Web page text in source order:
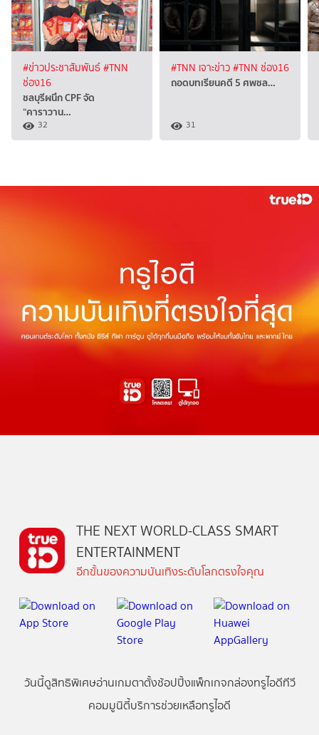
#ข่าวประชาสัมพันธ์#TNN
ช่อง16
ชลบุรีผนึก CPF จัด
“คาราวาน…
32
#TNN เจาะข่าว#TNN ช่อง16
ถอดบทเรียนคดี 5 ศพชล…
31
THE NEXT WORLD-CLASS SMART
ENTERTAINMENT
อีกขั้นของความบันเทิงระดับโลกตรงใจคุณ
วันนี้ดูสิทธิพิเศษอ่านเกมตาตั้งช้อปปิ้งแพ็กเกจกล่องทรูไอดีทีวี
คอมมูนิตี้บริการช่วยเหลือทรูไอดี